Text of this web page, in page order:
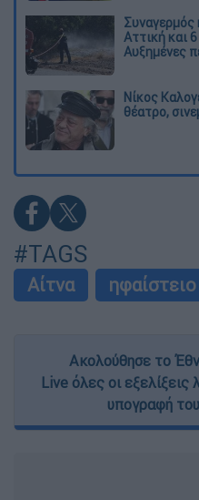
Συναγερμός
Αττική και
Αυξημένες
Νίκος
θέατρο,
#TAGS
Αίτνα ηφαίστειο
Ακολούθησε το
Live όλες οι
υπογραφή